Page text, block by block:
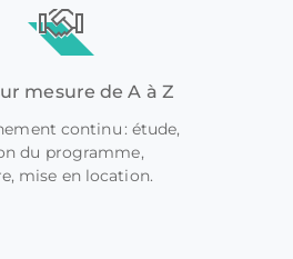
mesure de A à Z
continu : étude,
du programme,
mise en location.